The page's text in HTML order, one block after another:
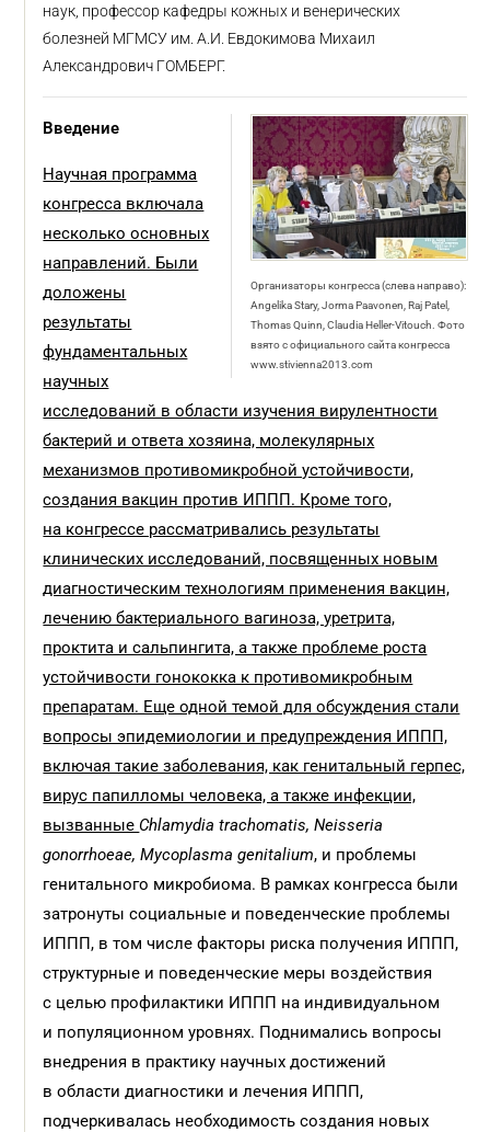
наук, профессор кафедры кожных и венерических
болезней МГМСУ им. А.И. Евдокимова Михаил
Александрович ГОМБЕРГ.
Организаторы конгресса (слева направо):
Angelika Stary, Jorma Paavonen, Raj Patel,
Thomas Quinn, Claudia Heller-Vitouch. Фото
взято с официального сайта конгресса
www.stivienna2013.com
Введение
Научная программа
конгресса включала
несколько основных
направлений. Были
доложены
результаты
фундаментальных
научных
исследований в области изучения вирулентности
бактерий и ответа хозяина, молекулярных
механизмов противомикробной устойчивости,
создания вакцин против ИППП. Кроме того,
на конгрессе рассматривались результаты
клинических исследований, посвященных новым
диагностическим технологиям применения вакцин,
лечению бактериального вагиноза, уретрита,
проктита и сальпингита, а также проблеме роста
устойчивости гонококка к противомикробным
препаратам. Еще одной темой для обсуждения стали
вопросы эпидемиологии и предупреждения ИППП,
включая такие заболевания, как генитальный герпес,
вирус папилломы человека, а также инфекции,
вызванные Chlamydia trachomatis, Neisseria
gonorrhoeae, Mycoplasma genitalium, и проблемы
генитального микробиома. В рамках конгресса были
затронуты социальные и поведенческие проблемы
ИППП, в том числе факторы риска получения ИППП,
структурные и поведенческие меры воздействия
с целью профилактики ИППП на индивидуальном
и популяционном уровнях. Поднимались вопросы
внедрения в практику научных достижений
в области диагностики и лечения ИППП,
подчеркивалась необходимость создания новых